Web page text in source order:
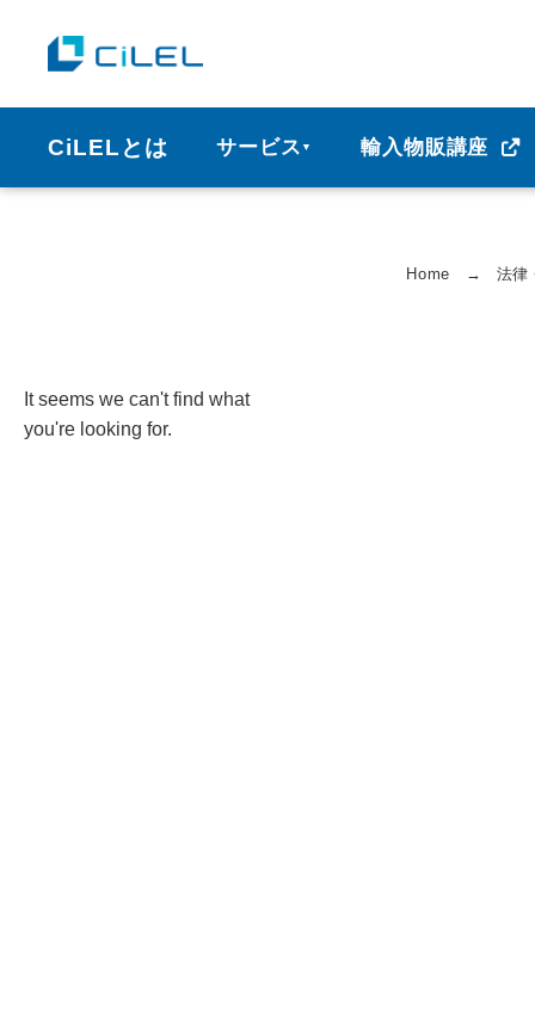
CiLELとは サービス ▼ 輸入物販講座
Home → 法律
It seems we can't find what
you're looking for.